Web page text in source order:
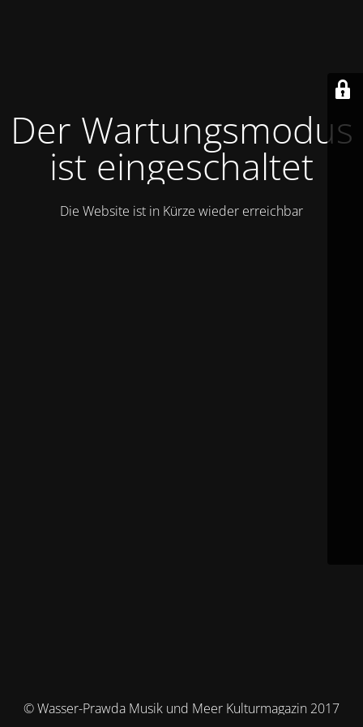
Der Wartungsmodus
ist eingeschaltet
Die Website ist in Kürze wieder erreichbar
© Wasser-Prawda Musik und Meer Kulturmagazin 2017